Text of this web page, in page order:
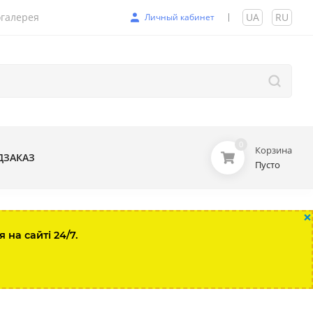
Личный кабинет UA RU
0
Корзина
Пусто
×
сайті 24/7.